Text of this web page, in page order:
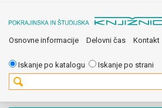
Osnovne informacije Delovni čas Kontakt
Iskanje po katalogu Iskanje po strani